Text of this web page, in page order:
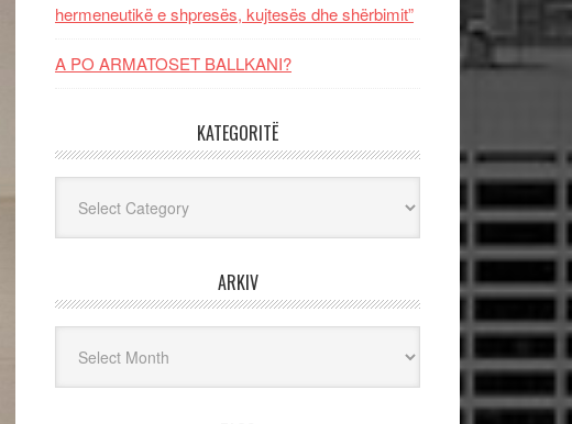
hermeneutikë e shpresës, kujtesës dhe shërbimit”
A PO ARMATOSET BALLKANI?
KATEGORITË
ARKIV